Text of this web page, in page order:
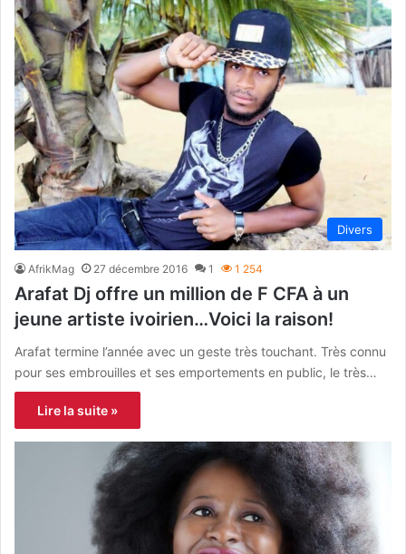
Divers
AfrikMag 27 décembre 2016 1 1 254
Arafat Dj offre un million de F CFA à un
jeune artiste ivoirien…Voici la raison!
Arafat termine l’année avec un geste très touchant. Très connu
pour ses embrouilles et ses emportements en public, le très…
Lire la suite »